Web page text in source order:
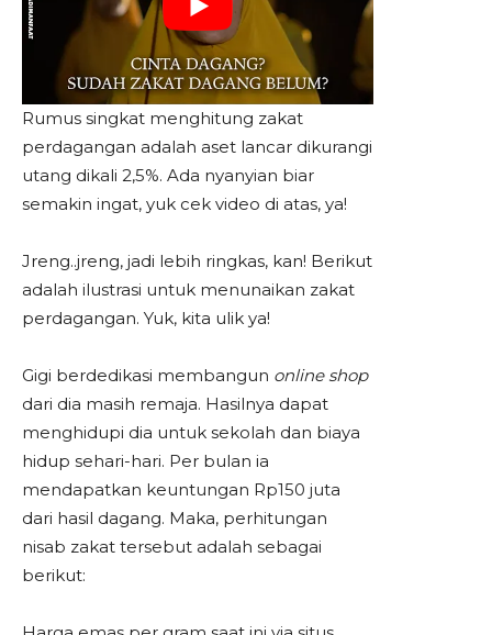
Rumus singkat menghitung zakat
perdagangan adalah aset lancar dikurangi
utang dikali 2,5%. Ada nyanyian biar
semakin ingat, yuk cek video di atas, ya!
Jreng..jreng, jadi lebih ringkas, kan! Berikut
adalah ilustrasi untuk menunaikan zakat
perdagangan. Yuk, kita ulik ya!
Gigi berdedikasi membangun online shop
dari dia masih remaja. Hasilnya dapat
menghidupi dia untuk sekolah dan biaya
hidup sehari-hari. Per bulan ia
mendapatkan keuntungan Rp150 juta
dari hasil dagang. Maka, perhitungan
nisab zakat tersebut adalah sebagai
berikut: